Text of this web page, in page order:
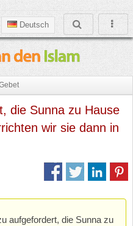
Deutsch
die Sunna zu Hause
wir sie dann in
aufgefordert, die Sunna zu